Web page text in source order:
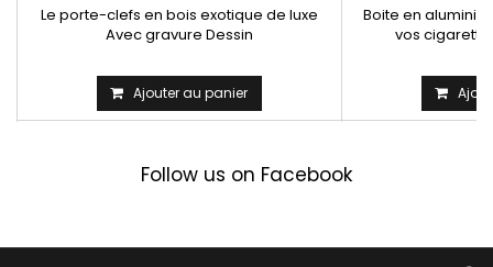
Le porte-clefs en bois exotique de luxe
Avec gravure Dessin
Ajouter au panier
Boite en
vos
Follow us on Facebook